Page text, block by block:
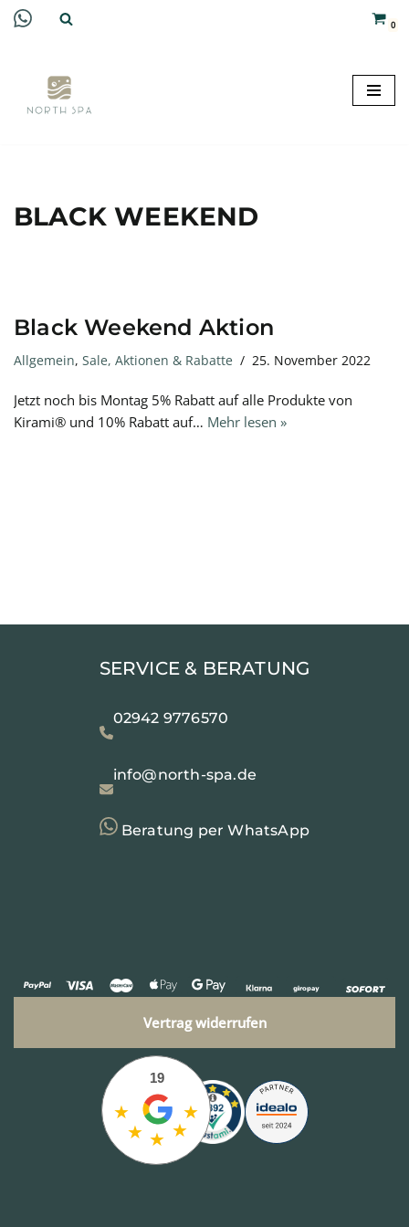
springen
0
BLACK WEEKEND
Black Weekend Aktion
Allgemein, Sale, Aktionen & Rabatte 25. November 2022
Jetzt noch bis Montag 5% Rabatt auf alle Produkte von
Kirami® und 10% Rabatt auf… Mehr lesen »
SERVICE & BERATUNG
02942 9776570
info@north-spa.de
Beratung per WhatsApp
Vertrag widerrufen
★
★ ★ ★
★
19